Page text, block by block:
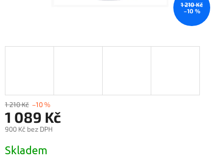
1 210 Kč
–10 %
1 210 Kč –10 %
1 089 Kč
900 Kč bez DPH
cena:
Skladem